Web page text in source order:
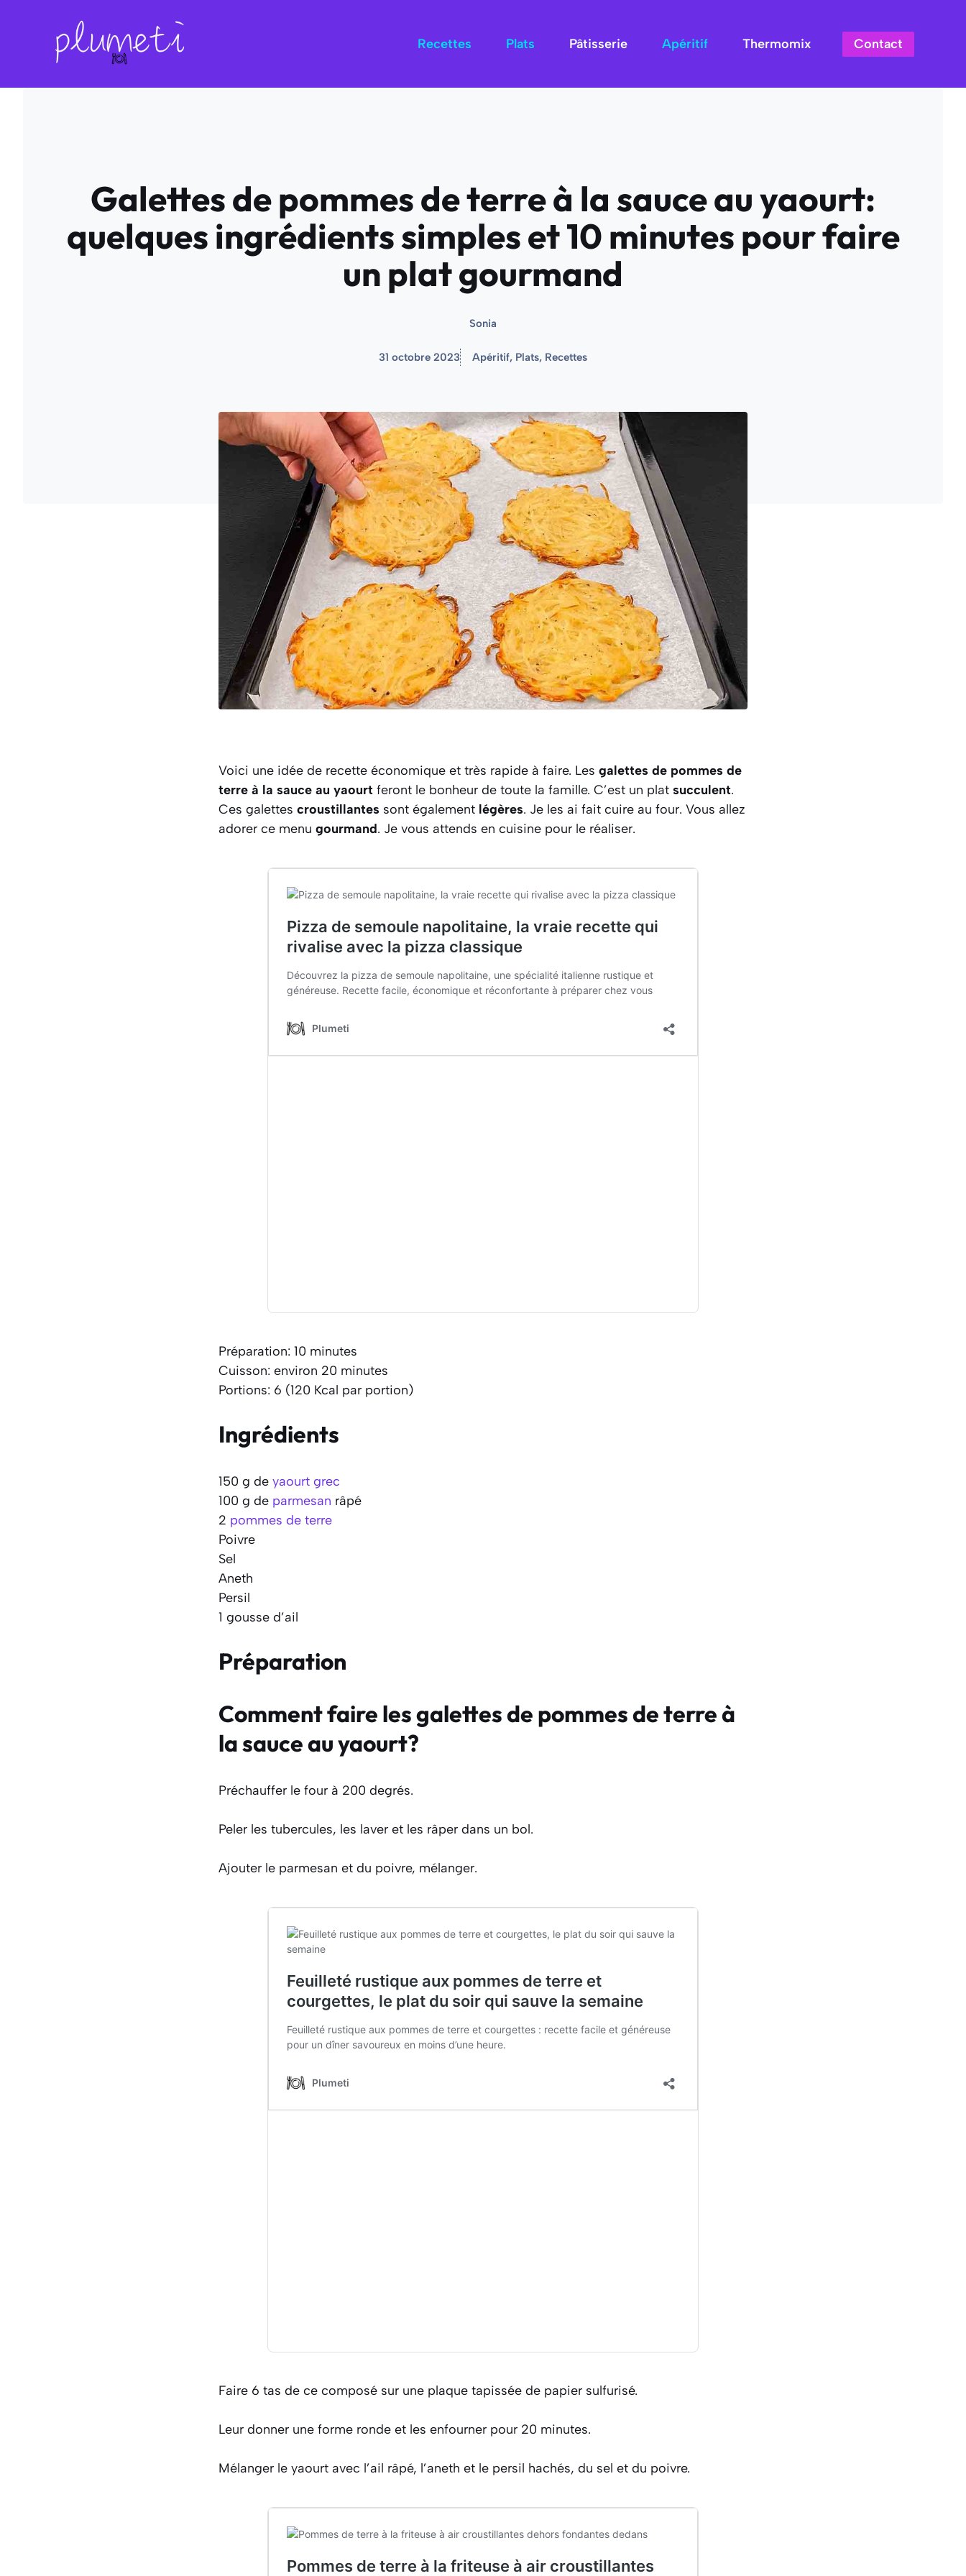
Recettes Plats Pâtisserie Apéritif Thermomix Contact
Galettes de pommes de terre à la sauce au yaourt:
quelques ingrédients simples et 10 minutes pour faire
un plat gourmand
Sonia
31 octobre 2023 Apéritif, Plats, Recettes
Voici une idée de recette économique et très rapide à faire. Les galettes de pommes de
terre à la sauce au yaourt feront le bonheur de toute la famille. C’est un plat succulent.
Ces galettes croustillantes sont également légères. Je les ai fait cuire au four. Vous allez
adorer ce menu gourmand. Je vous attends en cuisine pour le réaliser.
Préparation: 10 minutes
Cuisson: environ 20 minutes
Portions: 6 (120 Kcal par portion)
Ingrédients
150 g de yaourt grec
100 g de parmesan râpé
2 pommes de terre
Poivre
Sel
Aneth
Persil
1 gousse d’ail
Préparation
Comment faire les galettes de pommes de terre à
la sauce au yaourt?
Préchauffer le four à 200 degrés.
Peler les tubercules, les laver et les râper dans un bol.
Ajouter le parmesan et du poivre, mélanger.
Faire 6 tas de ce composé sur une plaque tapissée de papier sulfurisé.
Leur donner une forme ronde et les enfourner pour 20 minutes.
Mélanger le yaourt avec l’ail râpé, l’aneth et le persil hachés, du sel et du poivre.